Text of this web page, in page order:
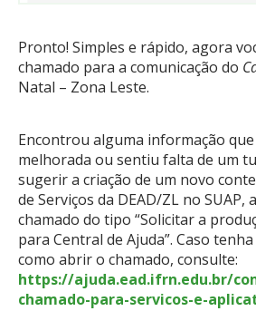
Pronto! Simples e rápido, agora
chamado para a comunicação do
Natal – Zona Leste.
Encontrou alguma informação
melhorada ou sentiu falta de um
sugerir a criação de um novo
de Serviços da DEAD/ZL no SUAP,
chamado do tipo “Solicitar a
para Central de Ajuda”. Caso
como abrir o chamado, consulte:
https://ajuda.ead.ifrn.edu.br/
chamado-para-servicos-e-